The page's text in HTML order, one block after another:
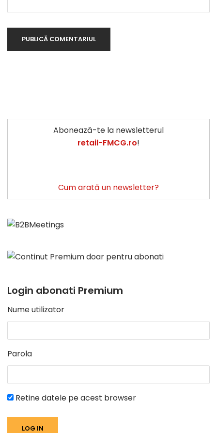
Abonează-te la newsletterul
retail-FMCG.ro!
Cum arată un newsletter?
Login abonati Premium
Nume utilizator
Parola
Retine datele pe acest browser